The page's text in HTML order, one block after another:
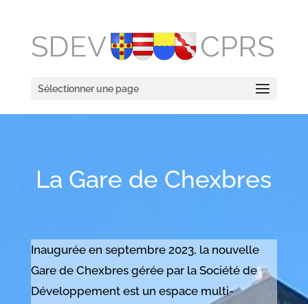
Sélectionner une page
La Gare de Chexbres
Inaugurée en septembre 2023, la nouvelle
Gare de Chexbres gérée par la Société de
Développement est un espace multi-